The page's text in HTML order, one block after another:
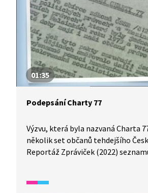
01:35
Podepsání Charty 77
Výzvu, která byla nazvaná Charta
několik set občanů tehdejšího
Reportáž Zpráviček (2022)
jen to, co jim komunisté schválili. V